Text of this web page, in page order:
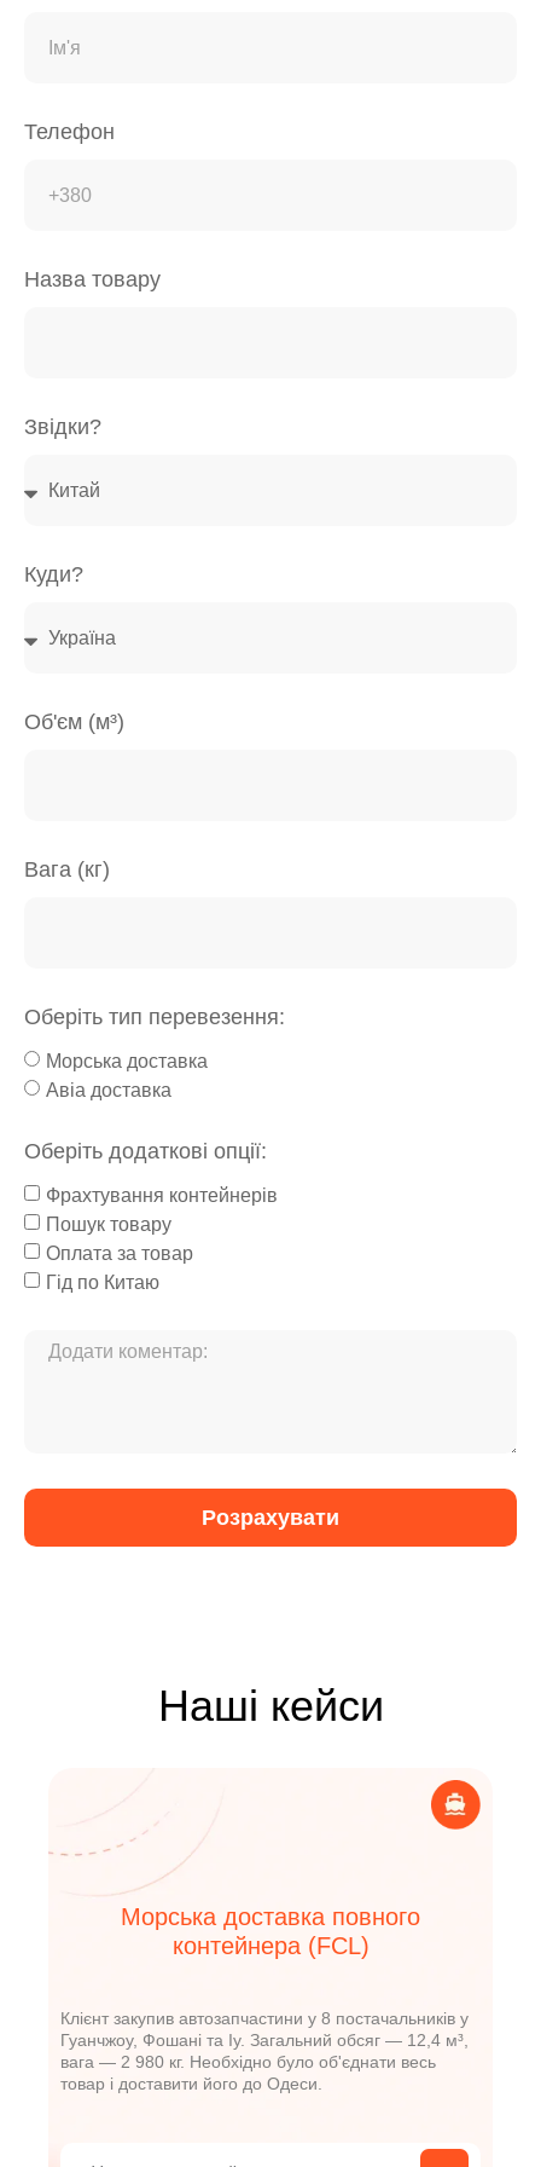
Телефон
Назва товару
Звідки?
Куди?
Об'єм (м³)
Вага (кг)
Оберіть тип перевезення:
Морська доставка
Авіа доставка
Оберіть додаткові опції:
Фрахтування контейнерів
Пошук товару
Оплата за товар
Гід по Китаю
Розрахувати
Наші кейси
Морська доставка повного
контейнера (FCL)
Клієнт закупив автозапчастини у 8 постачальників у
Гуанчжоу, Фошані та Іу. Загальний обсяг — 12,4 м³,
вага — 2 980 кг. Необхідно було об'єднати весь
товар і доставити його до Одеси.